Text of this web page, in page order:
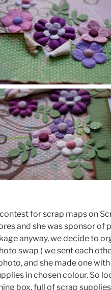
for scrap maps on
and she was sponsor of
anyway, we decide to
swap ( we sent each
and she made one
in chosen colour. So
box, full of scrap